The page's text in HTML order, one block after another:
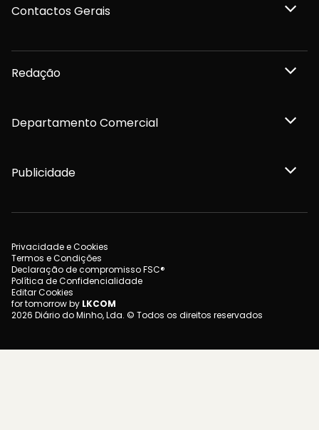
Contactos Gerais
Redação
Departamento Comercial
Publicidade
Privacidade e Cookies
Termos e Condições
Declaração de compromisso FSC®
Política de Confidencialidade
Editar Cookies
for tomorrow by LKCOM
2026 Diário do Minho, Lda. © Todos os direitos reservados